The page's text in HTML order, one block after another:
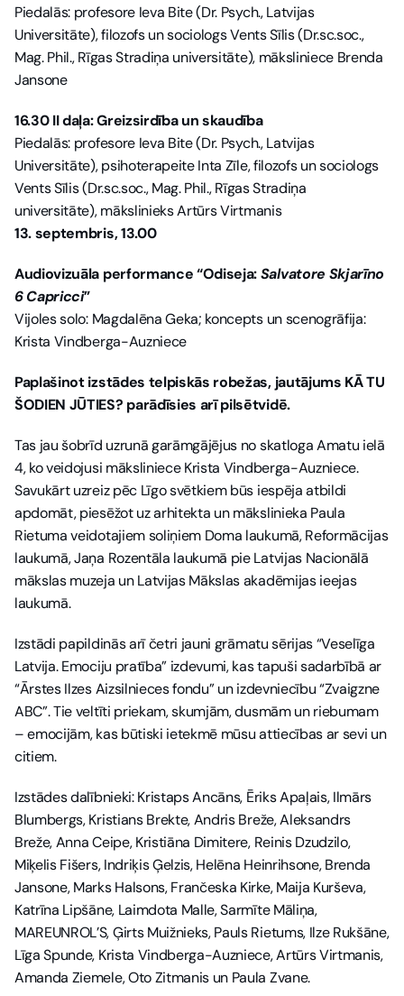
Piedalās: profesore Ieva Bite (Dr. Psych., Latvijas
Universitāte), filozofs un sociologs Vents Sīlis (Dr.sc.soc.,
Mag. Phil., Rīgas Stradiņa universitāte), māksliniece Brenda
Jansone
16.30 II daļa: Greizsirdība un skaudība
Piedalās: profesore Ieva Bite (Dr. Psych., Latvijas
Universitāte), psihoterapeite Inta Zīle, filozofs un sociologs
Vents Sīlis (Dr.sc.soc., Mag. Phil., Rīgas Stradiņa
universitāte), mākslinieks Artūrs Virtmanis
13. septembris, 13.00
Audiovizuāla performance “Odiseja: Salvatore Skjarīno
6 Capricci”
Vijoles solo: Magdalēna Geka; koncepts un scenogrāfija:
Krista Vindberga-Auzniece
Paplašinot izstādes telpiskās robežas, jautājums KĀ TU
ŠODIEN JŪTIES? parādīsies arī pilsētvidē.
Tas jau šobrīd uzrunā garāmgājējus no skatloga Amatu ielā
4, ko veidojusi māksliniece Krista Vindberga-Auzniece.
Savukārt uzreiz pēc Līgo svētkiem būs iespēja atbildi
apdomāt, piesēžot uz arhitekta un mākslinieka Paula
Rietuma veidotajiem soliņiem Doma laukumā, Reformācijas
laukumā, Jaņa Rozentāla laukumā pie Latvijas Nacionālā
mākslas muzeja un Latvijas Mākslas akadēmijas ieejas
laukumā.
Izstādi papildinās arī četri jauni grāmatu sērijas “Veselīga
Latvija. Emociju pratība” izdevumi, kas tapuši sadarbībā ar
“Ārstes Ilzes Aizsilnieces fondu” un izdevniecību “Zvaigzne
ABC”. Tie veltīti priekam, skumjām, dusmām un riebumam
– emocijām, kas būtiski ietekmē mūsu attiecības ar sevi un
citiem.
Izstādes dalībnieki: Kristaps Ancāns, Ēriks Apaļais, Ilmārs
Blumbergs, Kristians Brekte, Andris Breže, Aleksandrs
Breže, Anna Ceipe, Kristiāna Dimitere, Reinis Dzudzilo,
Miķelis Fišers, Indriķis Ģelzis, Helēna Heinrihsone, Brenda
Jansone, Marks Halsons, Frančeska Kirke, Maija Kurševa,
Katrīna Lipšāne, Laimdota Malle, Sarmīte Māliņa,
MAREUNROL’S, Ģirts Muižnieks, Pauls Rietums, Ilze Rukšāne,
Līga Spunde, Krista Vindberga-Auzniece, Artūrs Virtmanis,
Amanda Ziemele, Oto Zitmanis un Paula Zvane.